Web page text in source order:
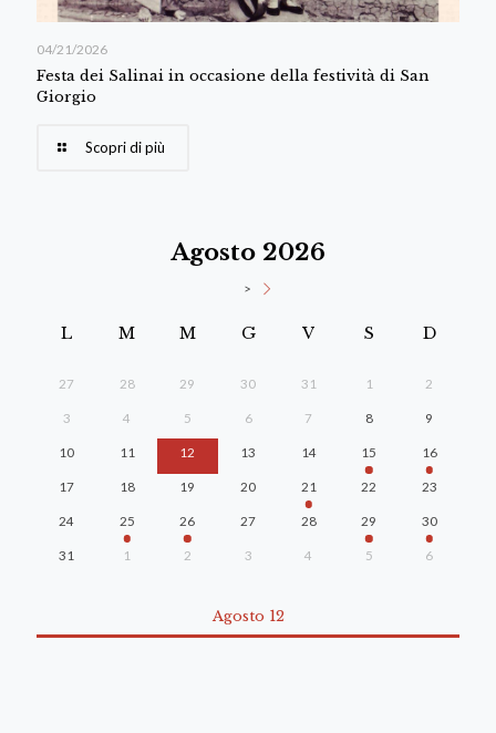
04/21/2026
Festa dei Salinai in occasione della festività di San
Giorgio
Scopri di più
Agosto 2026
>
L M M G V S D
27 28 29 30 31 1 2
3 4 5 6 7 8 9
10 11 12 13 14 15 16
17 18 19 20 21 22 23
24 25 26 27 28 29 30
31 1 2 3 4 5 6
Agosto 12